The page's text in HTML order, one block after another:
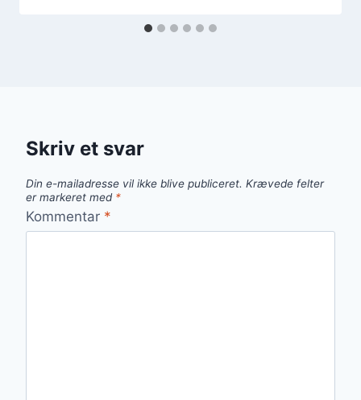
Skriv et svar
Din e-mailadresse vil ikke blive publiceret. Krævede felter
er markeret med *
Kommentar *